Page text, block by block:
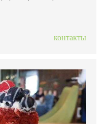
контакты